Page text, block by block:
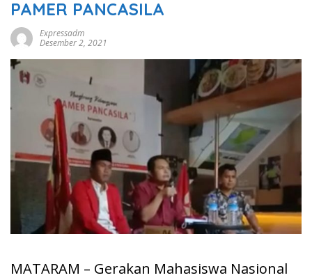
PAMER PANCASILA
Expressadm
Desember 2, 2021
MATARAM – Gerakan Mahasiswa Nasional